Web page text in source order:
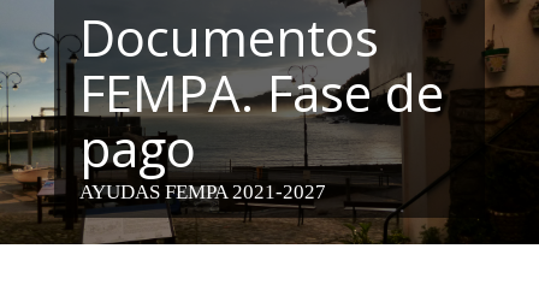
Documentos
FEMPA. Fase de
pago
AYUDAS FEMPA 2021-2027